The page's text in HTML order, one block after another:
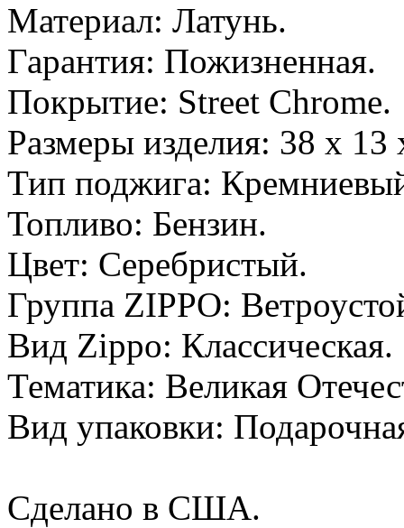
Материал: Латунь.
Гарантия: Пожизненная.
Покрытие: Street Chrome.
Размеры изделия: 38 x
Тип поджига:
Топливо: Бензин.
Цвет: Серебристый.
Группа ZIPPO:
Вид Zippo: Классическая.
Тематика: Великая
Вид упаковки:
Сделано в США.